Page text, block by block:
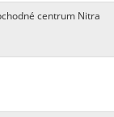
centrum Nitra